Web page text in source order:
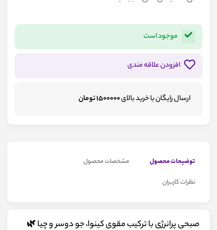
موجود است
افزودن علاقه مندی
ارسال رایگان با خرید بالای1500000 تومان
توضیحات محصول مشخصات محصول
نظرات کاربران
صبحی پرانرژی با ترکیب مقوی کینوا، جو دوسر و چیا 🌿